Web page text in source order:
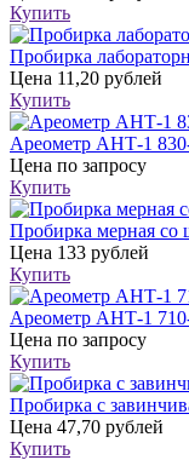
Купить
Пробирка
Цена 11,20 рублей
Купить
Ареометр АНТ-1
Цена по запросу
Купить
Пробирка мерная
Цена 133 рублей
Купить
Ареометр АНТ-1
Цена по запросу
Купить
Пробирка с
Цена 47,70 рублей
Купить